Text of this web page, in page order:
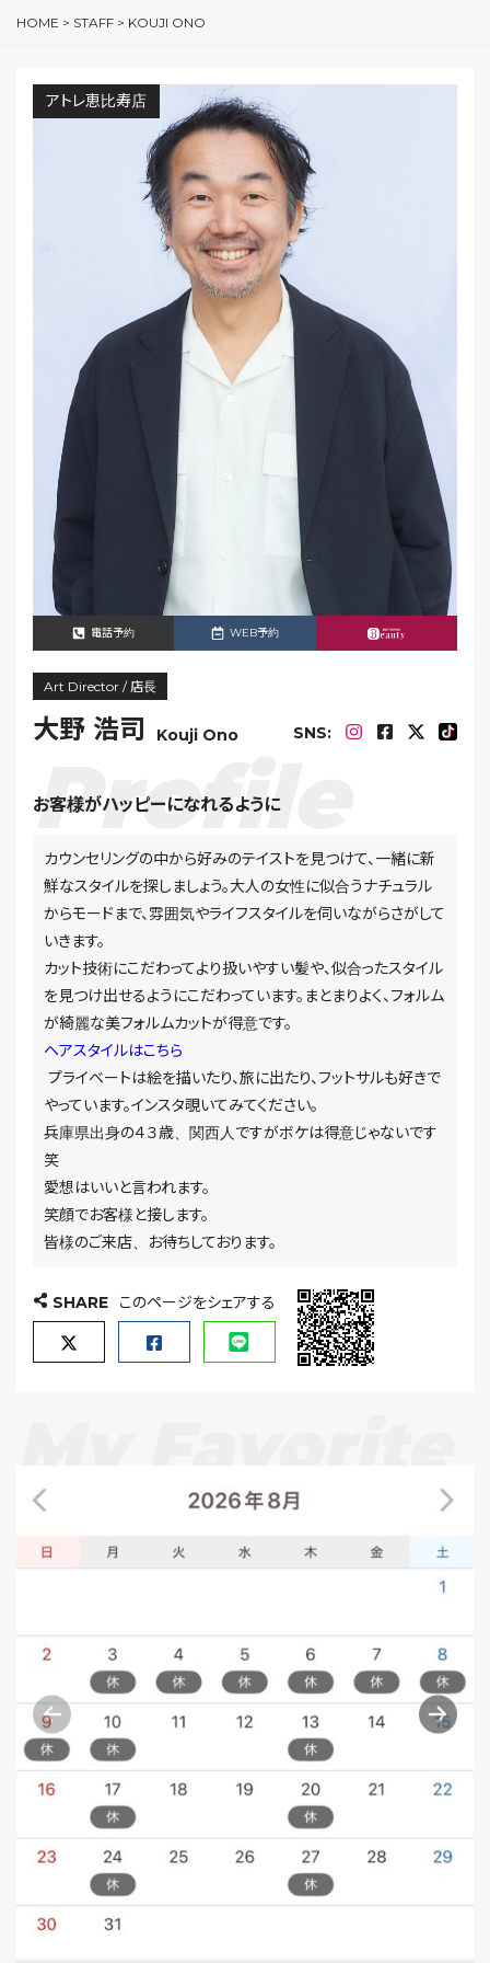
HOME > STAFF > KOUJI ONO
アトレ恵比寿店
電話予約 WEB予約
Art Director / 店長
大野 浩司 Kouji Ono SNS:
お客様がハッピーになれるように
カウンセリングの中から好みのテイストを見つけて、一緒に新
鮮なスタイルを探しましょう。大人の女性に似合うナチュラル
からモードまで、雰囲気やライフスタイルを伺いながらさがして
いきます。
カット技術にこだわってより扱いやすい髪や、似合ったスタイル
を見つけ出せるようにこだわっています。まとまりよく、フォルム
が綺麗な美フォルムカットが得意です。
ヘアスタイルはこちら
プライベートは絵を描いたり、旅に出たり、フットサルも好きで
やっています。インスタ覗いてみてください。
兵庫県出身の４３歳、関西人ですがボケは得意じゃないです
笑
愛想はいいと言われます。
笑顔でお客様と接します。
皆様のご来店、お待ちしております。
SHARE このページをシェアする